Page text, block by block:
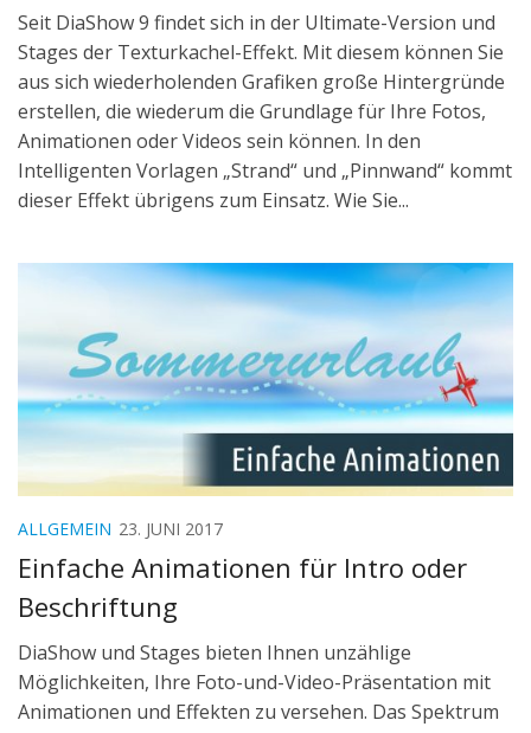
Seit DiaShow 9 findet sich in der Ultimate-Version und
Stages der Texturkachel-Effekt. Mit diesem können Sie
aus sich wiederholenden Grafiken große Hintergründe
erstellen, die wiederum die Grundlage für Ihre Fotos,
Animationen oder Videos sein können. In den
Intelligenten Vorlagen „Strand“ und „Pinnwand“ kommt
dieser Effekt übrigens zum Einsatz. Wie Sie...
ALLGEMEIN 23. JUNI 2017
Einfache Animationen für Intro oder
Beschriftung
DiaShow und Stages bieten Ihnen unzählige
Möglichkeiten, Ihre Foto-und-Video-Präsentation mit
Animationen und Effekten zu versehen. Das Spektrum